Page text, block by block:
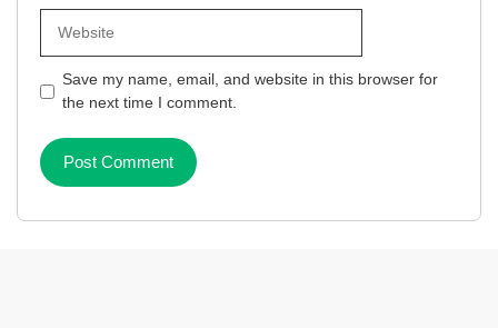
Save my name, email, and website in this browser for
the next time I comment.